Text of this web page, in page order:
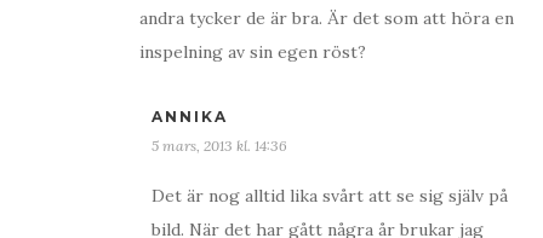
andra tycker de är bra. Är det som att höra en
inspelning av sin egen röst?
ANNIKA
5 mars, 2013 kl. 14:36
Det är nog alltid lika svårt att se sig själv på
bild. När det har gått några år brukar jag